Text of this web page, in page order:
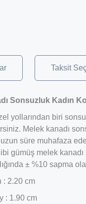
Taksit
Sonsuzluk Kadın
yollarından biri
Melek kanadı
uzun süre muhafaza
gümüş melek
± %10 sapma
: 2.20 cm
: 1.90 cm